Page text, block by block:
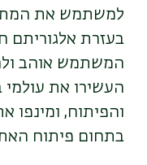
למשתמש את
בעזרת אלגוריתם
המשתמש אוהב
העשירו את
והפיתוח, ומינפו
בתחום פיתוח